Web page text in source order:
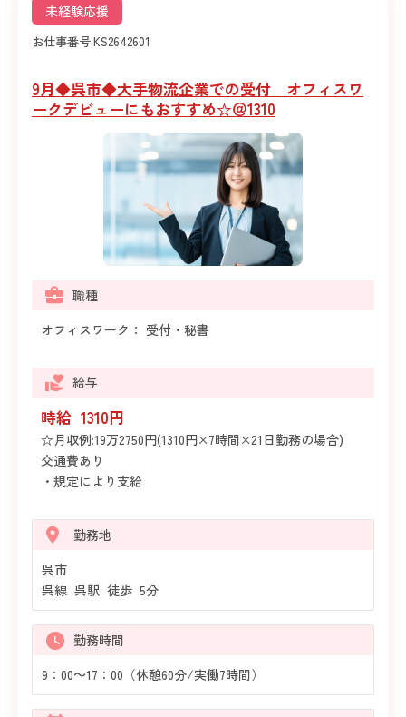
未経験応援
お仕事番号:KS2642601
9月◆呉市◆大手物流企業での受付 オフィスワ
ークデビューにもおすすめ☆＠1310
職種
オフィスワーク： 受付・秘書
給与
時給 1310円
☆月収例:19万2750円(1310円×7時間×21日勤務の場合)
交通費あり
・規定により支給
勤務地
呉市
呉線 呉駅 徒歩 5分
勤務時間
9：00～17：00（休憩60分/実働7時間）